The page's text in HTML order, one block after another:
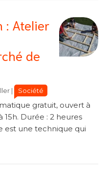
: Atelier
de
Catégories
Catégories
Société
gratuit, ouvert à
15h. Durée : 2 heures
est une technique qui